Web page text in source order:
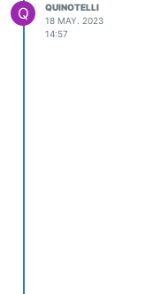
Q
QUINOTELLI
18 MAY. 2023
14:57